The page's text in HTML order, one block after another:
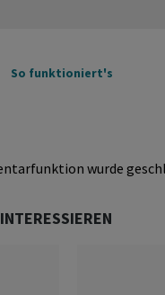
So funktioniert's
wurde